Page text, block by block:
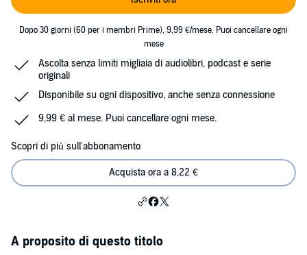
Dopo 30 giorni (60 per i membri Prime), 9,99 €/mese. Puoi cancellare ogni
mese
Ascolta senza limiti migliaia di audiolibri, podcast e serie
originali
Disponibile su ogni dispositivo, anche senza connessione
9,99 € al mese. Puoi cancellare ogni mese.
Scopri di più sull'abbonamento
Acquista ora a 8,22 €
A proposito di questo titolo